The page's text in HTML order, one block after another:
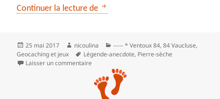
Continuer la lecture de La maison hantée de la Pré
Publié
le
25 mai 2017 Auteur
nicoulina Catégories
----- * Ventoux 84,84 Vaucluse,
Geocaching et jeux
Mots-
clés
Légende-anecdote, Pierre-sèche
Laisser un commentairesur La maison hantée de la Pré Fantasti